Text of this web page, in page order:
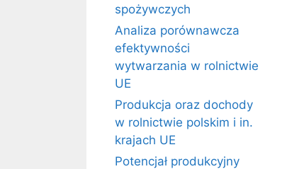
spożywczych
Analiza porównawcza
efektywności
wytwarzania w rolnictwie
UE
Produkcja oraz dochody
w rolnictwie polskim i in.
krajach UE
Potencjał produkcyjny